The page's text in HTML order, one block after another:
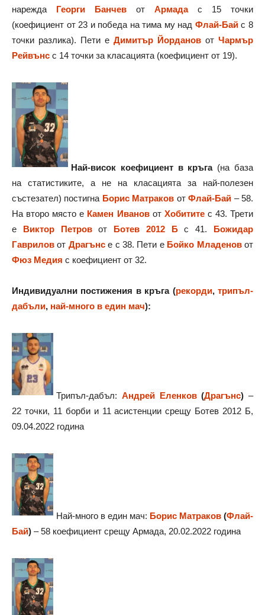
нарежда Георги Банчев от Армадас 15 точки
(коефициент от 23 и победа на тима му над Флай-Байс 8
точки разлика). Пети е Димитър Йорданов от Чармър
Рейвънс с 14 точки за класацията (коефициент от 19).
Най-висок коефициент в кръга(на база
на статистиките, а не на класацията за най-полезен
състезател) постигна Борис Матраков отФлай-Бай – 58.
На второ място е Камен Ивановот Хобититес 43. Трети
е Виктор Петровот Ботев 2012 Бс 41. Божидар
Гаврилов от Драгънсе с 38. Пети е Бойко Младеновот
Фюз Медия с коефициент от 32.
Индивидуални постижения в кръга (рекорди,трипъл-
дабъли, най-много в един мач):
Трипъл-дабъл: Андрей Еленков(Драгънс) –
22 точки, 11 борби и 11 асистенции срещу Ботев 2012 Б,
09.04.2022 година
Най-много в един мач: Борис Матраков (Флай-
Бай) – 58 коефициент срещу Армада, 20.02.2022 година